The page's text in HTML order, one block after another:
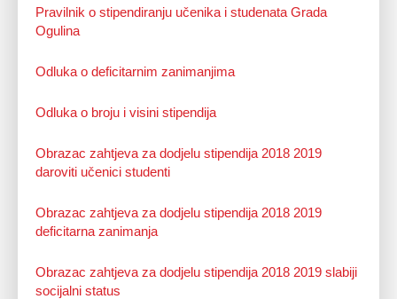
Pravilnik o stipendiranju učenika i studenata Grada
Ogulina
Odluka o deficitarnim zanimanjima
Odluka o broju i visini stipendija
Obrazac zahtjeva za dodjelu stipendija 2018 2019
daroviti učenici studenti
Obrazac zahtjeva za dodjelu stipendija 2018 2019
deficitarna zanimanja
Obrazac zahtjeva za dodjelu stipendija 2018 2019 slabiji
socijalni status